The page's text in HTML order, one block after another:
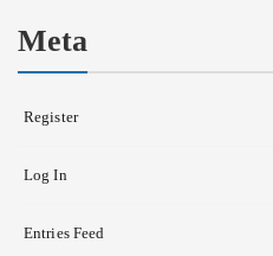
Meta
Register
Log In
Entries Feed